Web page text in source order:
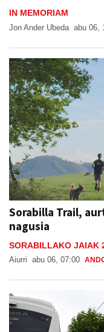
IN MEMORIAM
Jon Ander Ubeda abu 06,
Sorabilla Trail,
nagusia
SORABILLAKO JAIAK
Aiurri abu 06, 07:00